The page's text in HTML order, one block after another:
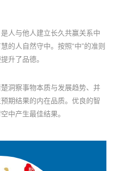
是人与他人建立长久共赢关系中
的人自然守中。按照“中”的准则
升了品德。
洞察事物本质与发展趋势、并
期结果的内在品质。优良的智
中产生最佳结果。